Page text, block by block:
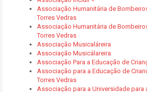
Associação Humanitária de
Torres Vedras
Associação Humanitária de
Torres Vedras
Associação Musicaláreira
Associação Musicálareira
Associação Para a Educação de
Associação para a Educação de
Torres Vedras
Associação para a Universidade para